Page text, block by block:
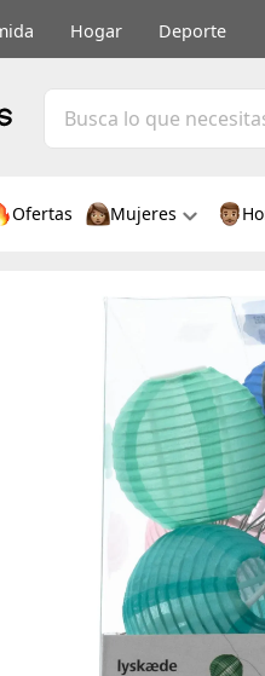
Hogar Deporte
Ofertas Mujeres